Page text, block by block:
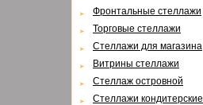
Фронтальные стеллажи
Торговые стеллажи
Cтеллажи для магазина
Витрины стеллажи
Cтеллаж островной
Cтеллажи кондитерские